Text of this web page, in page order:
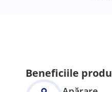
Beneficiile